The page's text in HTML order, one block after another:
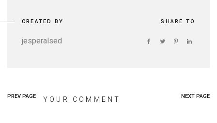
CREATED BY
jesperalsed
SHARE TO
PREV PAGE NEXT PAGE
YOUR COMMENT